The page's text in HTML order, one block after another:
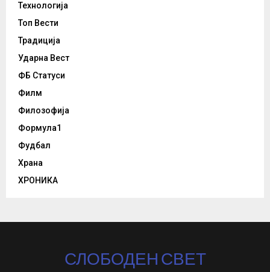
Технологија
Топ Вести
Традиција
Ударна Вест
ФБ Статуси
Филм
Филозофија
Формула1
Фудбал
Храна
ХРОНИКА
СЛОБОДЕН СВЕТ